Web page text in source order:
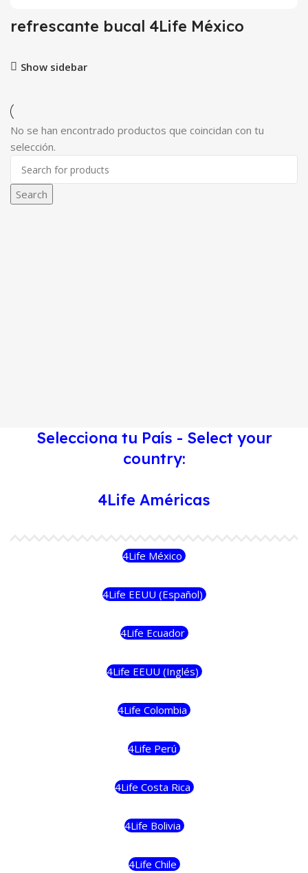
refrescante bucal 4Life México
Show sidebar
No se han encontrado productos que coincidan con tu
selección.
Search
Selecciona tu País - Select your
country:
4Life Américas
4Life México
4Life EEUU (Español)
4Life Ecuador
4Life EEUU (Inglés)
4Life Colombia
4Life Perú
4Life Costa Rica
4Life Bolivia
4Life Chile